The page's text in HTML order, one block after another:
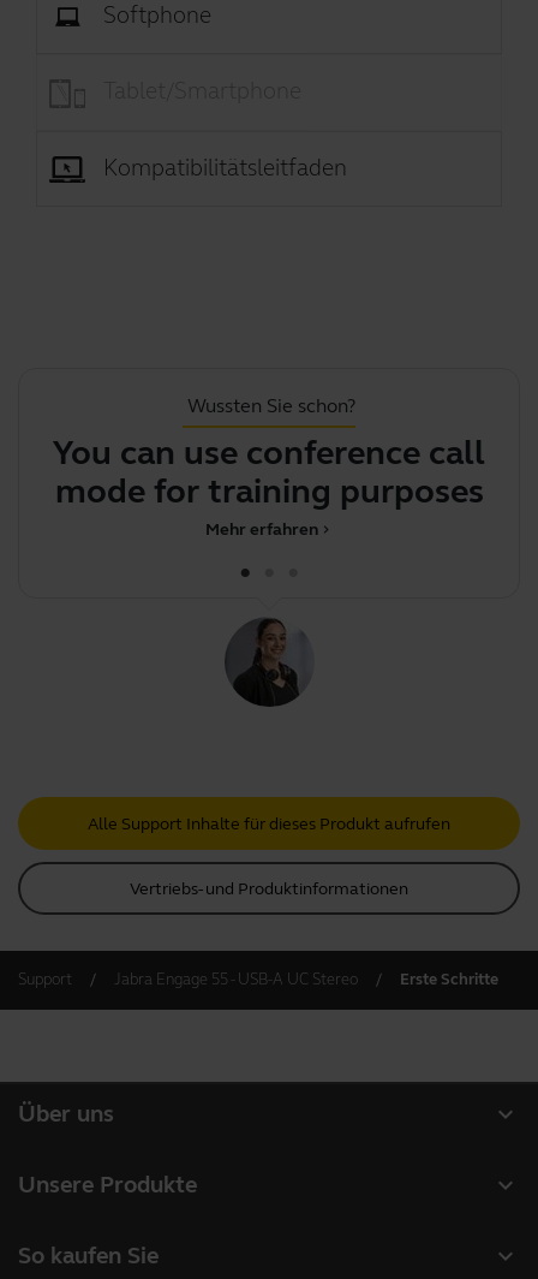
Softphone
Kompatibilitätsleitfaden
Wussten Sie schon?
You can use conference call
mode for training purposes
chevron_right
Mehr erfahren
Alle Support Inhalte für dieses Produkt aufrufen
Vertriebs- und Produktinformationen
Support Jabra Engage 55 - USB-A UC Stereo Erste Schritte
expand_more
Über uns
Nachhaltigkeit
expand_more
Unsere Produkte
expand_more
So kaufen Sie